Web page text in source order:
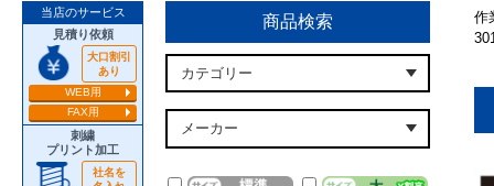
当店のサービス
見積り依頼
大口割引
あり
WEB用
FAX用
刺繍
プリント加工
社名を
商品検索
作